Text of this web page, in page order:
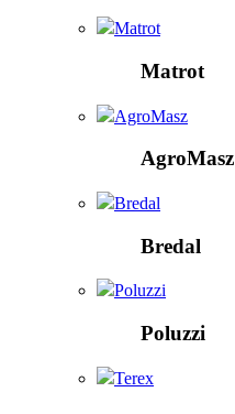
Matrot
Matrot
AgroMasz
AgroMasz
Bredal
Bredal
Poluzzi
Poluzzi
Terex